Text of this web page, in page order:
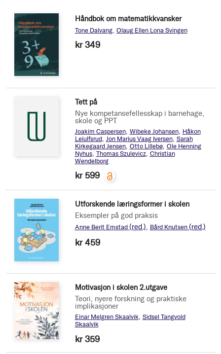
Håndbok om matematikkvansker
Tone Dalvang Olaug Ellen Lona Svingen
kr 349
Tett på
Nye kompetansefellesskap i barnehage,
skole og PPT
Joakim Caspersen Wibeke Johansen
Håkon
Leiulfsrud
Jon Marius Vaag Iversen Sarah
Kirkegaard Jensen Otto Lillebø Ole Henning
Nyhus Thomas Szulevicz Christian
Wendelborg
kr 599
Utforskende læringsformer i skolen
Eksempler på god praksis
Anne Berit Emstad (red.) Bård Knutsen (red.)
kr 459
Motivasjon i skolen 2.utgave
Teori, nyere forskning og praktiske
implikasjoner
Einar Melgren Skaalvik Sidsel Tangvold
Skaalvik
kr 359